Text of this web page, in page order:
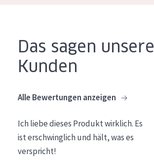
Reinigung
Essentials
Lift+
Expert
Das sagen unsere
Kunden
Alle Bewertungen anzeigen
Ich liebe dieses Produkt wirklich. Es
ist erschwinglich und hält, was es
verspricht!